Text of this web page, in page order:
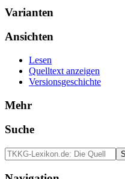
Varianten
Ansichten
Lesen
Quelltext anzeigen
Versionsgeschichte
Mehr
Suche